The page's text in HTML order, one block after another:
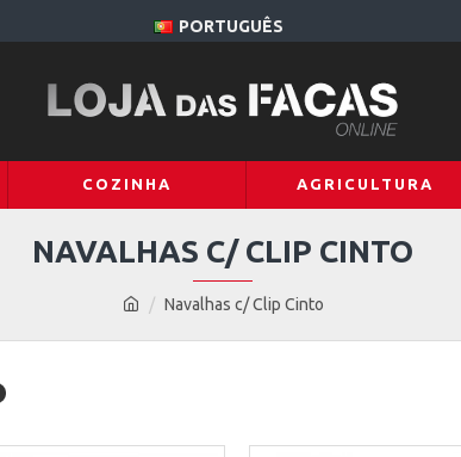
PORTUGUÊS
COZINHA AGRICULTURA
Navalhas c/ Clip Cinto
NAVALHAS C/ CLIP CINTO